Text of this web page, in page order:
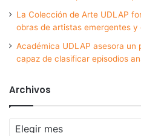
La Colección de Arte UDLAP
obras de artistas emergentes y
Académica UDLAP asesora
capaz de clasificar episodios
Archivos
Archivos